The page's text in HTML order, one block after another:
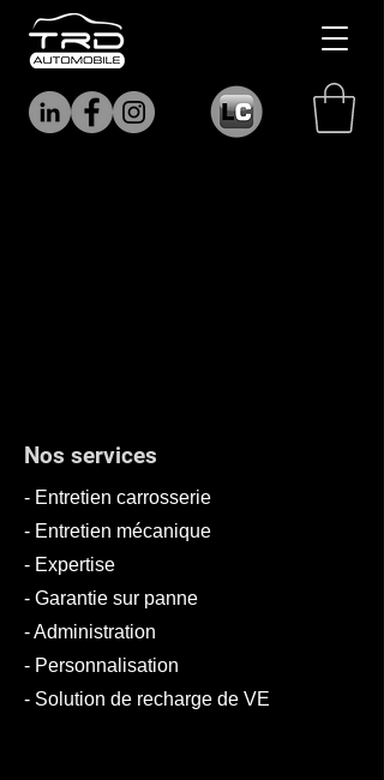
Nos services
- Entretien carrosserie
- Entretien mécanique
- Expertise
- Garantie sur panne
- Administration
- Personnalisation
- Solution de recharge de VE